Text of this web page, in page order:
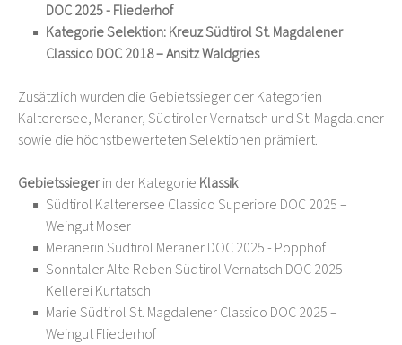
DOC 2025 - Fliederhof
Kategorie Selektion: Kreuz Südtirol St. Magdalener
Classico DOC 2018 – Ansitz Waldgries
Zusätzlich wurden die Gebietssieger der Kategorien
Kalterersee, Meraner, Südtiroler Vernatsch und St. Magdalener
sowie die höchstbewerteten Selektionen prämiert.
Gebietssiegerin der Kategorie Klassik
Südtirol Kalterersee Classico Superiore DOC 2025 –
Weingut Moser
Meranerin Südtirol Meraner DOC 2025 - Popphof
Sonntaler Alte Reben Südtirol Vernatsch DOC 2025 –
Kellerei Kurtatsch
Marie Südtirol St. Magdalener Classico DOC 2025 –
Weingut Fliederhof